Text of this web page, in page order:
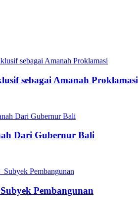
sebagai Amanah Proklamasi
Dari Gubernur Bali
Pembangunan